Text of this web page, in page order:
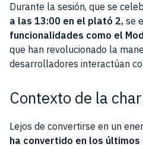
Durante la sesión, que se
a las 13:00 en el plató 2, se
funcionalidades como el
que han revolucionado la
desarrolladores interactúan
Contexto de la
Lejos de convertirse en un
ha convertido en los